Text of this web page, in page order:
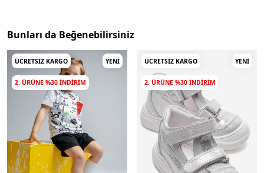
Bunları da Beğenebilirsiniz
ÜCRETSIZ KARGO YENI
2. ÜRÜNE %30 INDIRIM
ÜCRETSIZ KARGO YENI
2. ÜRÜNE %30 INDIRIM